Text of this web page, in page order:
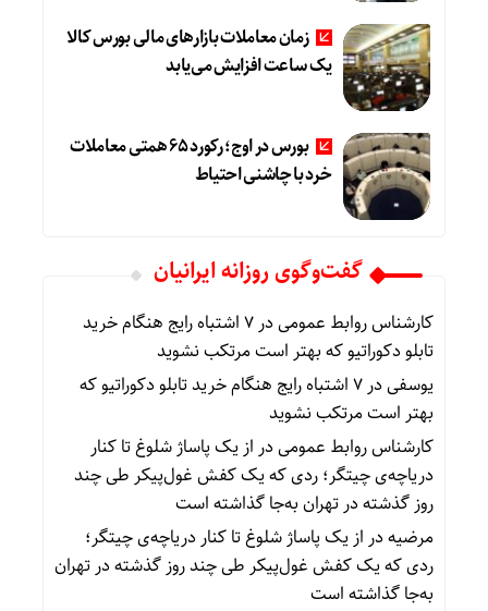
زمان معاملات بازارهای مالی بورس کالا
یک ساعت افزایش می‌یابد
بورس در اوج؛ رکورد 65 همتی معاملات
خرد با چاشنی احتیاط
گفت‌وگوی روزانه ایرانیان
کارشناس روابط عمومیدر
۷ اشتباه رایج هنگام خرید
تابلو دکوراتیو که بهتر است مرتکب نشوید
یوسفیدر
۷ اشتباه رایج هنگام خرید تابلو دکوراتیو که
بهتر است مرتکب نشوید
کارشناس روابط عمومیدر از یک پاساژ شلوغ تا کنار
دریاچه‌ی چیتگر؛ ردی که یک کفش غول‌پیکر طی چند
روز گذشته در تهران به‌جا گذاشته است
مرضیهدر از یک پاساژ شلوغ تا کنار دریاچه‌ی چیتگر؛
ردی که یک کفش غول‌پیکر طی چند روز گذشته در تهران
به‌جا گذاشته است